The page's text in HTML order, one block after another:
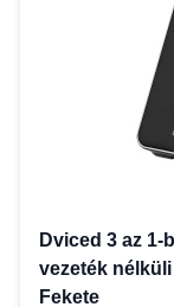
Dviced 3 az
vezeték
Fekete